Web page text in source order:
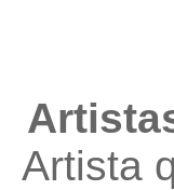
Artista